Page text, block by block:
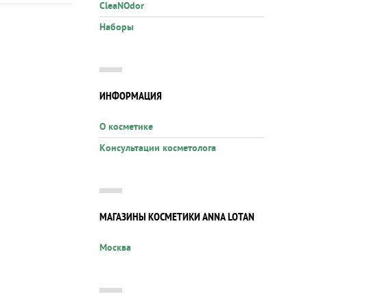
CleaNOdor
Наборы
ИНФОРМАЦИЯ
О косметике
Консультации косметолога
МАГАЗИНЫ КОСМЕТИКИ ANNA LOTAN
Москва